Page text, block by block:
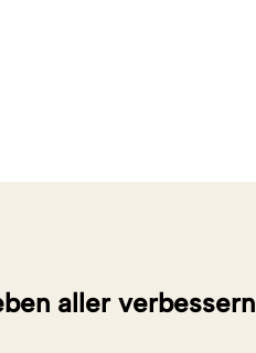
aller verbessern